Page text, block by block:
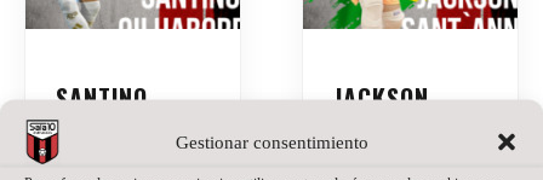
Gestionar consentimiento
SANTINO
OILHABORDA,
UNA APUESTA
JACKSON
NUEVO